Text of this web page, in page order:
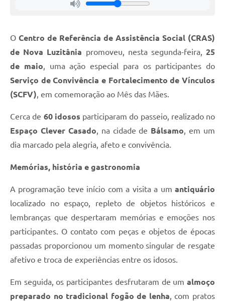
Jornal
Agenda
O Centro de Referência de Assistência Social (CRAS)
de Nova Luzitânia promoveu, nesta segunda-feira,25
de maio , uma ação especial para os participantes do
Serviço de Convivência e Fortalecimento de Vínculos
(SCFV) , em comemoração ao Mês das Mães.
Cerca de 60 idosos participaram do passeio, realizado no
Espaço Clever Casado , na cidade de Bálsamo , em um
dia marcado pela alegria, afeto e convivência.
Memórias, história e gastronomia
A programação teve início com a visita a um antiquário
localizado no espaço, repleto de objetos históricos e
lembranças que despertaram memórias e emoções nos
participantes. O contato com peças e objetos de épocas
passadas proporcionou um momento singular de resgate
afetivo e troca de experiências entre os idosos.
Em seguida, os participantes desfrutaram de um almoço
preparado no tradicional fogão de lenha , com pratos